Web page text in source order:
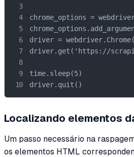
chrome_options =
driver =
driver.get('https://
time.sleep(5)
driver.quit()
Localizando elementos
Um passo necessário na
os elementos HTML